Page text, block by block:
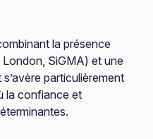
la présence
SiGMA) et une
particulièrement
la confiance et